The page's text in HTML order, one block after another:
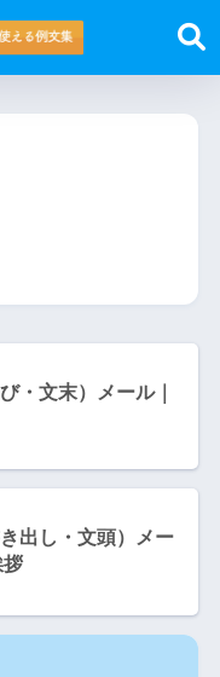
・文末）メール｜
出し・文頭）メー
拶